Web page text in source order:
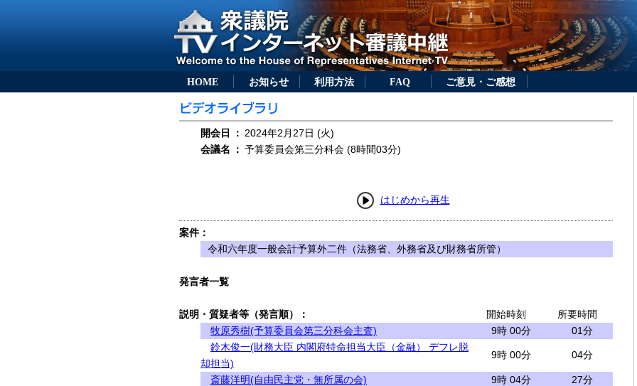
HOME お知らせ 利用方法 FAQ ご意見・ご感想
開会日 ： 2024年2月27日 (火)
会議名
： 予算委員会第三分科会 (8時間03分)
はじめから再生
案件：
令和六年度一般会計予算外二件（法務省、外務省及び財務省所管）
発言者一覧
説明・質疑者等（発言順）： 開始時刻
所要時間
牧原秀樹(予算委員会第三分科会主査)
9時 00分
01分
鈴木俊一(財務大臣 内閣府特命担当大臣（金融） デフレ脱
却担当)
9時 00分 04分
斎藤洋明(自由民主党・無所属の会) 9時 04分
27分